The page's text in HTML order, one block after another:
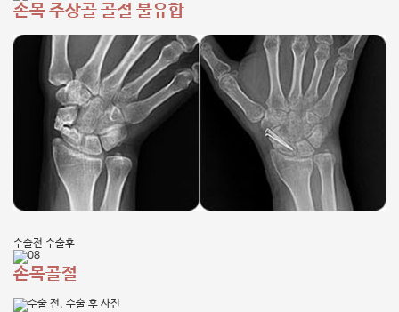
손목 주상골 골절 불유합
수술전 수술후
손목골절